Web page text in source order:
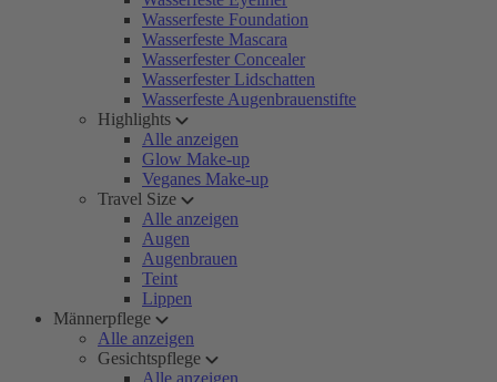
Wasserfeste Foundation
Wasserfeste Mascara
Wasserfester Concealer
Wasserfester Lidschatten
Wasserfeste Augenbrauenstifte
Highlights
Alle anzeigen
Glow Make-up
Veganes Make-up
Travel Size
Alle anzeigen
Augen
Augenbrauen
Teint
Lippen
Männerpflege
Alle anzeigen
Gesichtspflege
Alle anzeigen